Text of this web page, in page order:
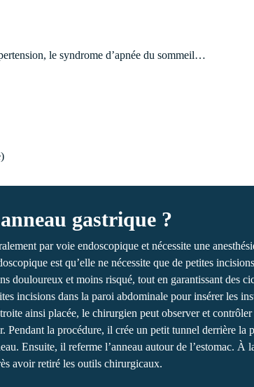
le syndrome d’apnée du sommeil…
gastrique ?
par voie endoscopique et nécessite une
est qu’elle ne nécessite que de petites
douloureux et moins risqué, tout en garantissant des
incisions dans la paroi abdominale pour insérer les
ainsi placée, le chirurgien peut observer et contrôler
Pendant la procédure, il crée un petit tunnel derrière la
Ensuite, il referme l’anneau autour de l’estomac. À
avoir retiré les outils chirurgicaux.